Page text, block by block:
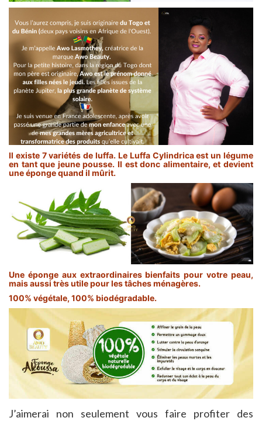
Il existe 7 variétés de luffa. Le Luffa Cylindrica est un légume
en tant que jeune pousse. Il est donc alimentaire, et devient
une éponge quand il mûrit.
Une éponge aux extraordinaires bienfaits pour votre peau,
mais aussi très utile pour les tâches ménagères.
100% végétale, 100% biodégradable.
J’aimerai non seulement vous faire profiter des